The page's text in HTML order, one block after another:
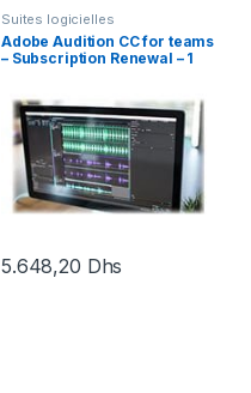
Suites logicielles
Adobe Audition CC for teams
– Subscription Renewal – 1
5.648,20 Dhs